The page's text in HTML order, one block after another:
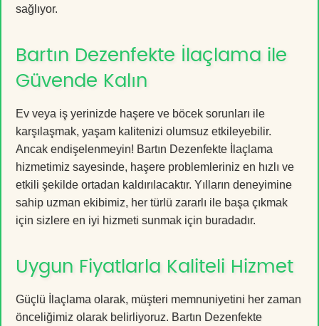
sağlıyor.
Bartın Dezenfekte İlaçlama ile
Güvende Kalın
Ev veya iş yerinizde haşere ve böcek sorunları ile
karşılaşmak, yaşam kalitenizi olumsuz etkileyebilir.
Ancak endişelenmeyin! Bartın Dezenfekte İlaçlama
hizmetimiz sayesinde, haşere problemleriniz en hızlı ve
etkili şekilde ortadan kaldırılacaktır. Yılların deneyimine
sahip uzman ekibimiz, her türlü zararlı ile başa çıkmak
için sizlere en iyi hizmeti sunmak için buradadır.
Uygun Fiyatlarla Kaliteli Hizmet
Güçlü İlaçlama olarak, müşteri memnuniyetini her zaman
önceliğimiz olarak belirliyoruz. Bartın Dezenfekte